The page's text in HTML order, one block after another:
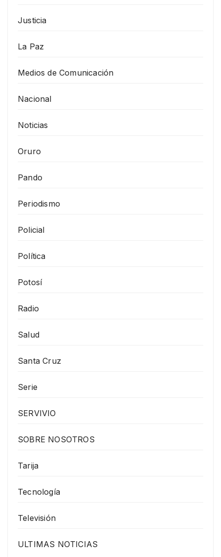
Justicia
La Paz
Medios de Comunicación
Nacional
Noticias
Oruro
Pando
Periodismo
Policial
Política
Potosí
Radio
Salud
Santa Cruz
Serie
SERVIVIO
SOBRE NOSOTROS
Tarija
Tecnología
Televisión
ULTIMAS NOTICIAS